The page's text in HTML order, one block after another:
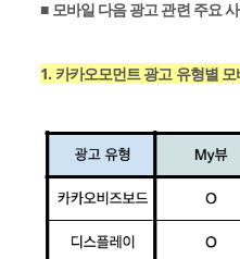
■ 모바일 다음 광고 관련 주요
1. 카카오모먼트 광고 유형별